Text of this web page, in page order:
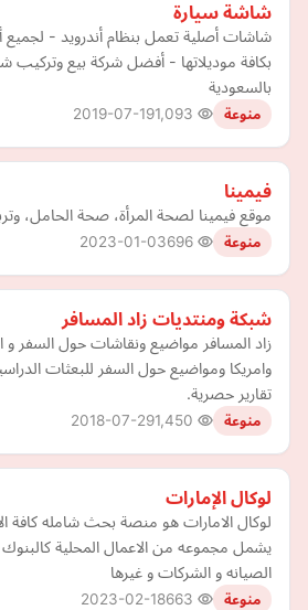
شاشة سيارة
شاشات أصلية تعمل بنظام أندرويد - لجميع
بكافة موديلاتها - أفضل شركة بيع
بالسعودية
منوعة 2019-07-19
فيمينا
موقع فيمينا لصحة المرأة، صحة الحامل،
منوعة 2023-01-03
شبكة ومنتديات زاد المسافر
زاد المسافر مواضيع ونقاشات حول السفر و
وامريكا ومواضيع حول السفر للبعثات
تقارير حصرية.
منوعة 2018-07-29
لوكال الإمارات
لوكال الامارات هو منصة بحث شامله كافة
يشمل مجموعه من الاعمال المحلية
الصيانه و الشركات و غيرها
منوعة 2023-02-18